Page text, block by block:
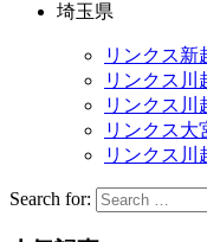
埼玉県
リンクス新
リンクス川
リンクス川
リンクス大
リンクス川
Search for: